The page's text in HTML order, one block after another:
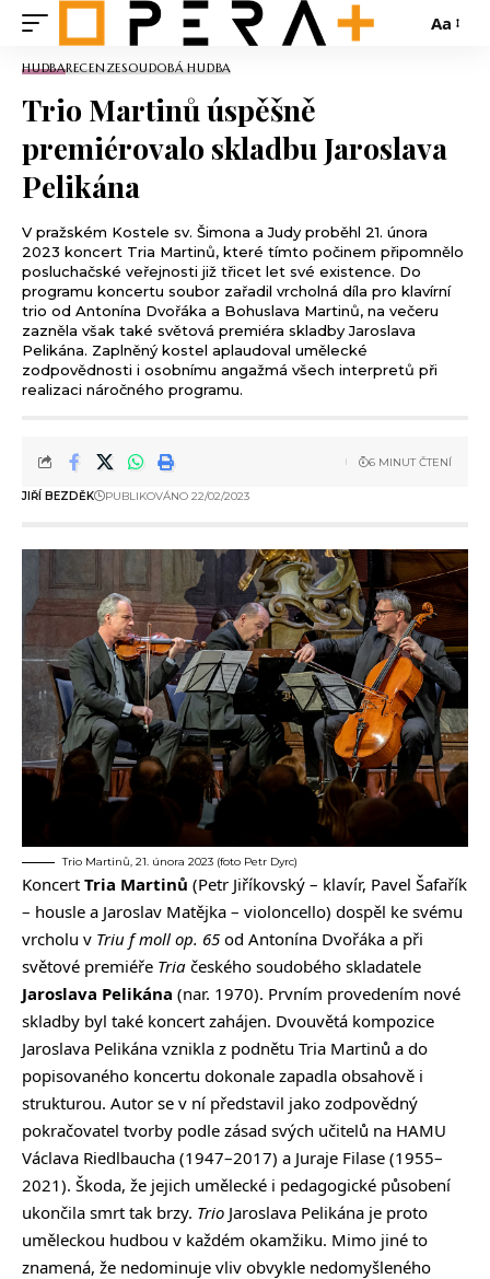
Aa
HUDBARECENZESOUDOBÁ HUDBA
Trio Martinů úspěšně
premiérovalo skladbu Jaroslava
Pelikána
V pražském Kostele sv. Šimona a Judy proběhl 21. února
2023 koncert Tria Martinů, které tímto počinem připomnělo
posluchačské veřejnosti již třicet let své existence. Do
programu koncertu soubor zařadil vrcholná díla pro klavírní
trio od Antonína Dvořáka a Bohuslava Martinů, na večeru
zazněla však také světová premiéra skladby Jaroslava
Pelikána. Zaplněný kostel aplaudoval umělecké
zodpovědnosti i osobnímu angažmá všech interpretů při
realizaci náročného programu.
JIŘÍ BEZDĚK PUBLIKOVÁNO 22/02/2023
6 MINUT ČTENÍ
Trio Martinů, 21. února 2023 (foto Petr Dyrc)
Koncert Tria Martinů (Petr Jiříkovský – klavír, Pavel Šafařík
– housle a Jaroslav Matějka – violoncello) dospěl ke svému
vrcholu v Triu f moll op. 65 od Antonína Dvořáka a při
světové premiéře Tria českého soudobého skladatele
Jaroslava Pelikána (nar. 1970). Prvním provedením nové
skladby byl také koncert zahájen. Dvouvětá kompozice
Jaroslava Pelikána vznikla z podnětu Tria Martinů a do
popisovaného koncertu dokonale zapadla obsahově i
strukturou. Autor se v ní představil jako zodpovědný
pokračovatel tvorby podle zásad svých učitelů na HAMU
Václava Riedlbaucha (1947–2017) a Juraje Filase (1955–
2021). Škoda, že jejich umělecké i pedagogické působení
ukončila smrt tak brzy. Trio Jaroslava Pelikána je proto
uměleckou hudbou v každém okamžiku. Mimo jiné to
znamená, že nedominuje vliv obvykle nedomyšleného